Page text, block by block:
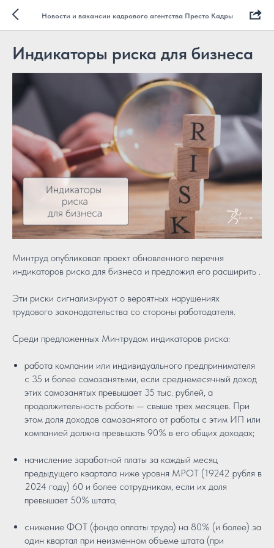
Новости и вакансии кадрового агентства Престо Кадры
Индикаторы риска для бизнеса
Минтруд опубликовал проект обновленного перечня
индикаторов риска для бизнеса и предложил его расширить .
Эти риски сигнализируют о вероятных нарушениях
трудового законодательства со стороны работодателя.
Среди предложенных Минтрудом индикаторов риска:
работа компании или индивидуального предпринимателя
с 35 и более самозанятыми, если среднемесячный доход
этих самозанятых превышает 35 тыс. рублей, а
продолжительность работы — свыше трех месяцев. При
этом доля доходов самозанятого от работы с этим ИП или
компанией должна превышать 90% в его общих доходах;
начисление заработной платы за каждый месяц
предыдущего квартала ниже уровня МРОТ (19242 рубля в
2024 году) 60 и более сотрудникам, если их доля
превышает 50% штата;
снижение ФОТ (фонда оплаты труда) на 80% (и более) за
один квартал при неизменном объеме штата (при